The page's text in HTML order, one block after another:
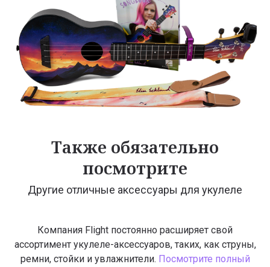
Также обязательно
посмотрите
Другие отличные аксессуары для укулеле
Компания Flight постоянно расширяет свой
ассортимент укулеле-аксессуаров, таких, как струны,
ремни, стойки и увлажнители. Посмотрите полный